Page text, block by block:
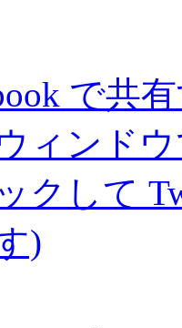
で共
ィンド
クして
)